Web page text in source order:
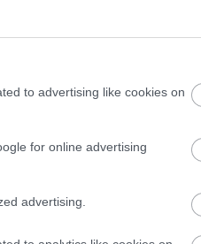
to advertising like cookies on
for online advertising
advertising.
meg, így az
különböző
illetve